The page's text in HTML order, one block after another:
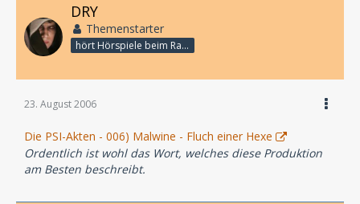
DRY
Themenstarter
hört Hörspiele beim Rasenmähen
23. August 2006
Die PSI-Akten - 006) Malwine - Fluch einer Hexe
Ordentlich ist wohl das Wort, welches diese Produktion
am Besten beschreibt.